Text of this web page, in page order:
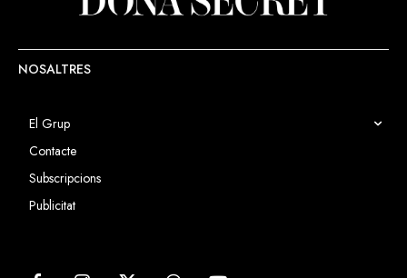
NOSALTRES
El Grup
Contacte
Subscripcions
Publicitat